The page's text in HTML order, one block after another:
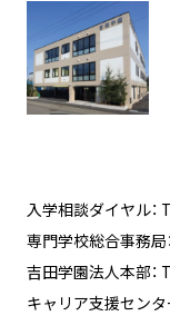
入学相談ダイヤル
専門学校総合事務
吉田学園法人本部
キャリア支援セン